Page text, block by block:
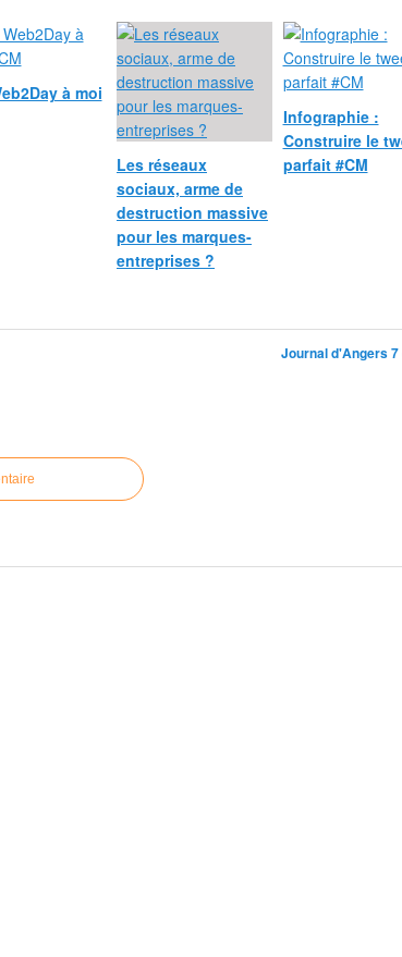
à moi
Les réseaux
sociaux, arme de
destruction massive
pour les marques-
entreprises ?
Infographie :
Construire le
parfait #CM
Journal d'Angers 7